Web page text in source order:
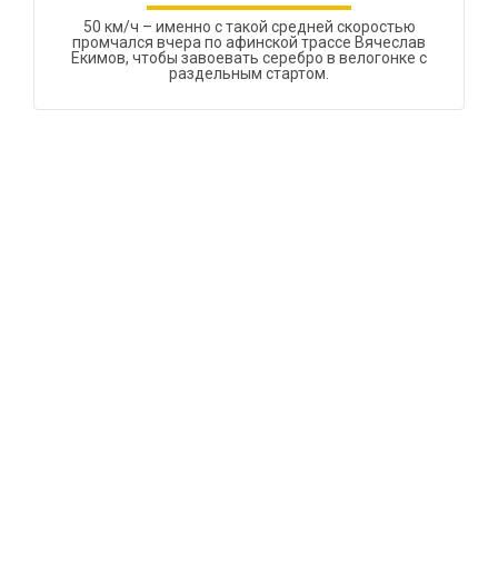
50 км/ч – именно с такой средней скоростью
промчался вчера по афинской трассе Вячеслав
Екимов, чтобы завоевать серебро в велогонке с
раздельным стартом.